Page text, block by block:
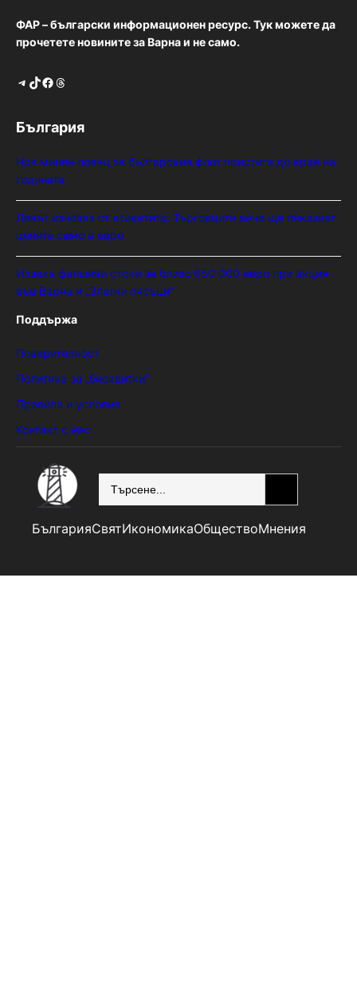
ФАР – български информационен ресурс. Тук можете да
прочетете новините за Варна и не само.
Telegram TikTok Facebook Threads
България
Нов минен ловец за българския флот пристига до края на
годината
Левът изчезва от етикетите: Търговците вече ще показват
цените само в евро
Иззеха фалшиви стоки за близо 650 000 евро при акция
във Варна и „Златни пясъци“
Поддържа
Поверителност
Политика за „бисквитки“
Правила и условия
Контакт с нас
БългарияСвятИкономикаОбществоМнения